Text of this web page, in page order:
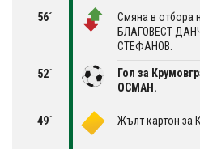
56´
Смяна в отбора
БЛАГОВЕСТ
СТЕФАНОВ.
52´
Гол за
ОСМАН.
49´ Жълт картон за